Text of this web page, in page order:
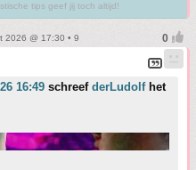
tips geef jij toch altijd!
2026 @ 17:30 • 9
16:49 schreef derLudolfhet